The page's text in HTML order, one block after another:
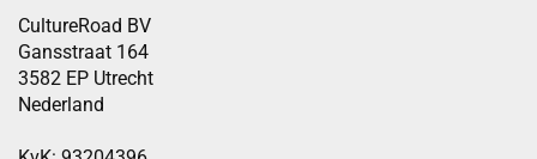
CultureRoad BV
Gansstraat 164
3582 EP Utrecht
Nederland